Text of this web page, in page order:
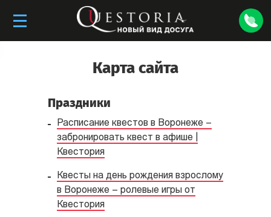
Карта сайта
Праздники
Расписание квестов в Воронеже –
забронировать квест в афише |
Квестория
Квесты на день рождения взрослому
в Воронеже – ролевые игры от
Квестория